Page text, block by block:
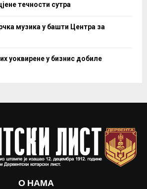
течности сутра
музика у башти Центра за
уоквирене у бизнис добиле
О НАМА